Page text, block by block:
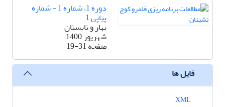
دوره 1، شماره 1 - شماره
پیاپی 1
بهار و تابستان
شهریور 1400
صفحه19-31
فایل ها